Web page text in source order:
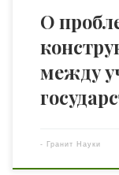
О
между
- Гранит Науки